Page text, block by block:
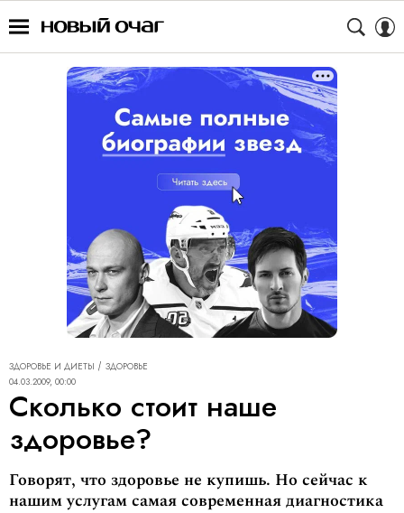
ЗДОРОВЬЕ И ДИЕТЫ
ЗДОРОВЬЕ
04.03.2009, 00:00
Сколько стоит наше
здоровье?
Говорят, что здоровье не купишь. Но сейчас к
нашим услугам самая современная диагностика